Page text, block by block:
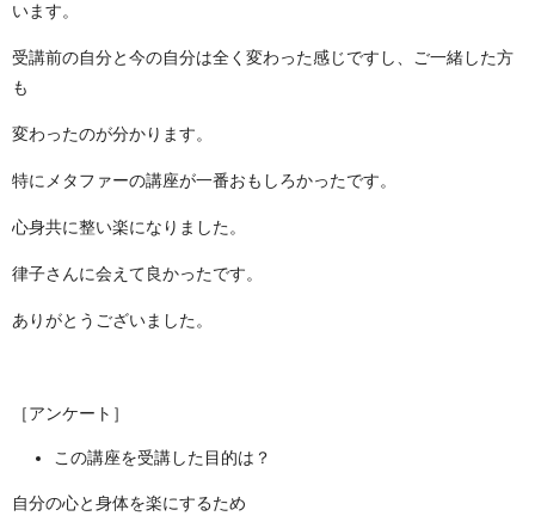
います。
受講前の自分と今の自分は全く変わった感じですし、ご一緒した方
も
変わったのが分かります。
特にメタファーの講座が一番おもしろかったです。
心身共に整い楽になりました。
律子さんに会えて良かったです。
ありがとうございました。
［アンケート］
この講座を受講した目的は？
自分の心と身体を楽にするため